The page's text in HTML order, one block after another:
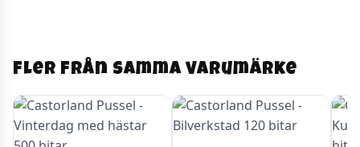
Fler från samma varumärke